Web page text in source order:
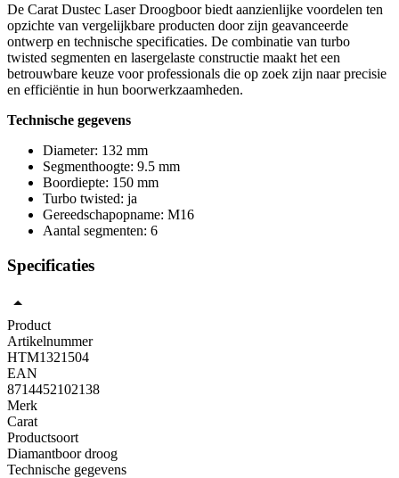
De Carat Dustec Laser Droogboor biedt aanzienlijke voordelen ten
opzichte van vergelijkbare producten door zijn geavanceerde
ontwerp en technische specificaties. De combinatie van turbo
twisted segmenten en lasergelaste constructie maakt het een
betrouwbare keuze voor professionals die op zoek zijn naar precisie
en efficiëntie in hun boorwerkzaamheden.
Technische gegevens
Diameter: 132 mm
Segmenthoogte: 9.5 mm
Boordiepte: 150 mm
Turbo twisted: ja
Gereedschapopname: M16
Aantal segmenten: 6
Specificaties
Product
Artikelnummer
HTM1321504
EAN
8714452102138
Merk
Carat
Productsoort
Diamantboor droog
Technische gegevens